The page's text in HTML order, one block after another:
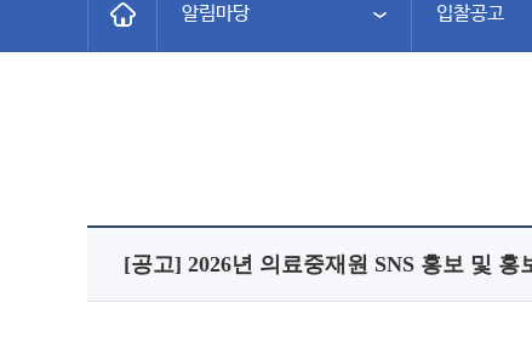
알림마당 입찰공고
[공고] 2026년 의료중재원 SNS 홍보 및 홍